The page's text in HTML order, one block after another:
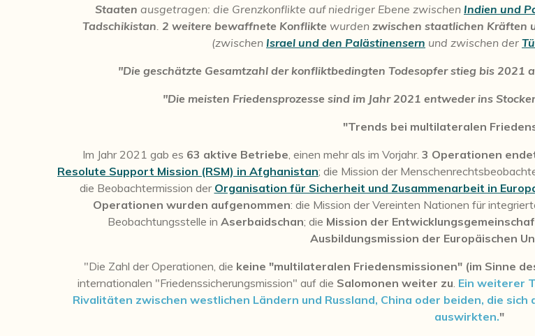
Staaten ausgetragen: die Grenzkonflikte auf niedriger Ebene zwischen Indien und
Tadschikistan 2 weitere bewaffnete Konflikte wurden zwischen staatlichen Kräften
(zwischen Israel und den Palästinensern und zwischen der
"Die geschätzte Gesamtzahl der konfliktbedingten Todesopfer stieg bis
"Die meisten Friedensprozesse sind im Jahr 2021 entweder ins
"Trends bei multilateralen
Im Jahr 2021 gab es 63 aktive Betriebe , einen mehr als im Vorjahr. 3 Operationen
Resolute Support Mission (RSM) in Afghanistan; die Mission der
die Beobachtermission der Organisation für Sicherheit und Zusammenarbeit in
Operationen wurden aufgenommen: die Mission der Vereinten Nationen für
Beobachtungsstelle in Aserbaidschan; die Mission der
Ausbildungsmission der Europäischen
"Die Zahl der Operationen, die keine "multilateralen Friedensmissionen" (im Sinne
internationalen "Friedenssicherungsmission" auf die Salomonen weiter zu Ein weiterer
Rivalitäten zwischen westlichen Ländern und Russland, China oder beiden, die
auswirkten."